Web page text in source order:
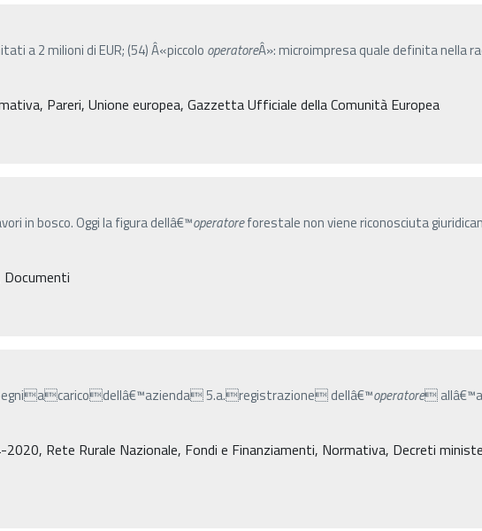
a 2 milioni di EUR; (54) Â«piccolo operatoreÂ»: microimpresa quale definita nella
Pareri, Unione europea, Gazzetta Ufficiale della Comunità Europea
in bosco. Oggi la figura dellâ€™operatoreforestale non viene riconosciuta
5.a.registrazione dellâ€™operatore
Rete Rurale Nazionale, Fondi e Finanziamenti, Normativa, Decreti